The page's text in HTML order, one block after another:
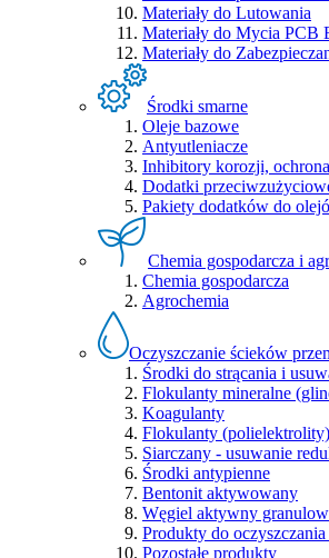
Materiały do Lutowania
Materiały do Mycia PCB
Materiały do
Środki smarne
Oleje bazowe
Antyutleniacze
Inhibitory korozji,
Dodatki
Pakiety dodatków do
Chemia gospodarcza i
Chemia gospodarcza
Agrochemia
Oczyszczanie ścieków
Środki do strącania i
Flokulanty mineralne
Koagulanty
Flokulanty (polielektrolity)
Siarczany - usuwanie
Środki antypienne
Bentonit aktywowany
Węgiel aktywny
Produkty do
Pozostałe produkty